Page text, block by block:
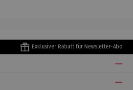
Exklusiver Rabatt für Newsletter-Abo